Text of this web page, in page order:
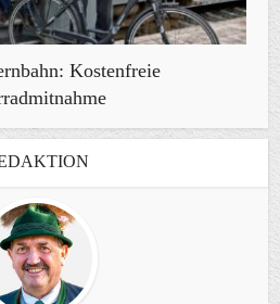
Kostenfreie